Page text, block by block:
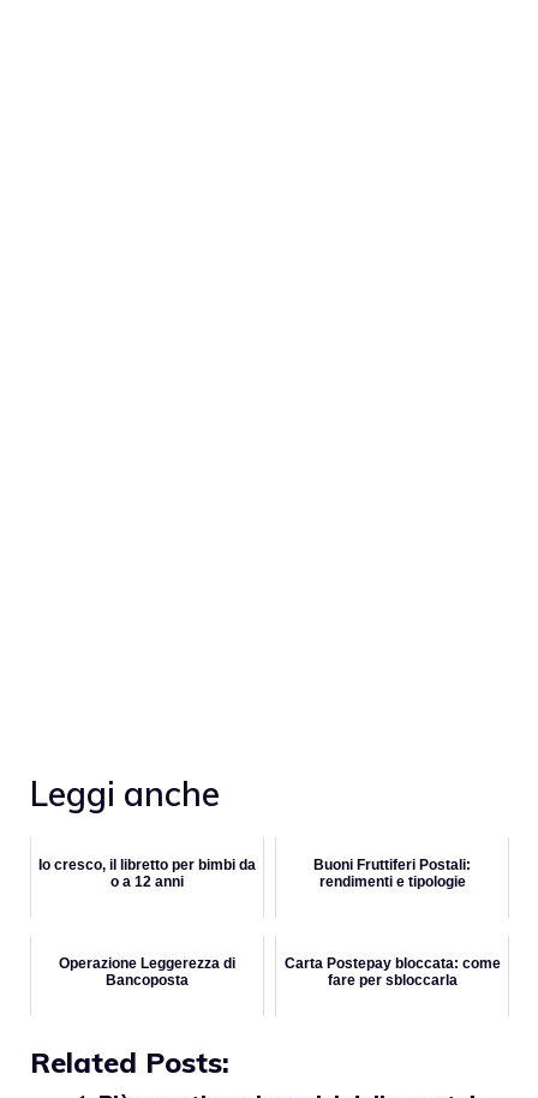
Leggi anche
Io cresco, il libretto per bimbi da
o a 12 anni
Buoni Fruttiferi Postali:
rendimenti e tipologie
Operazione Leggerezza di
Bancoposta
Carta Postepay bloccata: come
fare per sbloccarla
Related Posts: